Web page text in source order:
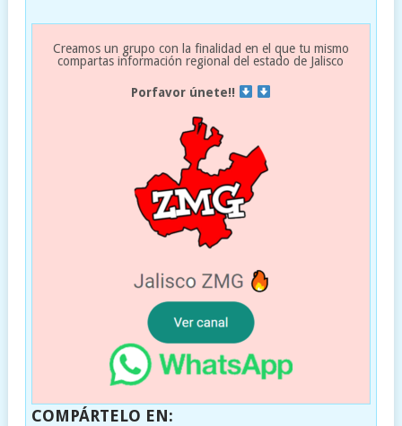
Creamos un grupo con la finalidad en el que tu mismo
compartas información regional del estado de Jalisco
Porfavor únete!!
COMPÁRTELO EN: